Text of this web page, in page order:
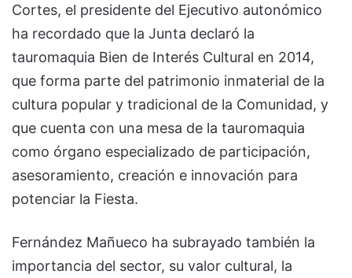
Cortes, el presidente del Ejecutivo autonómico
ha recordado que la Junta declaró la
tauromaquia Bien de Interés Cultural en 2014,
que forma parte del patrimonio inmaterial de la
cultura popular y tradicional de la Comunidad, y
que cuenta con una mesa de la tauromaquia
como órgano especializado de participación,
asesoramiento, creación e innovación para
potenciar la Fiesta.
Fernández Mañueco ha subrayado también la
importancia del sector, su valor cultural, la